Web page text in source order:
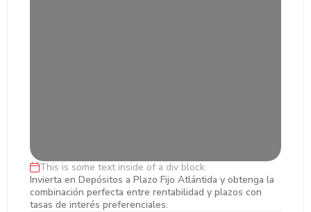
Inversiones en Plazo Fijo
This is some text inside of a div block.
Invierta en Depósitos a Plazo Fijo Atlántida y obtenga la
combinación perfecta entre rentabilidad y plazos con
tasas de interés preferenciales.